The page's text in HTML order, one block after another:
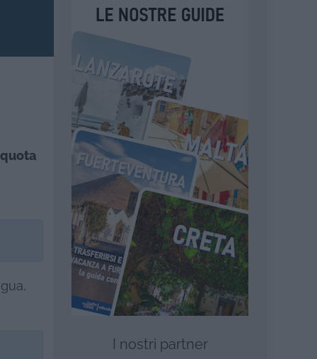
I nostri partner